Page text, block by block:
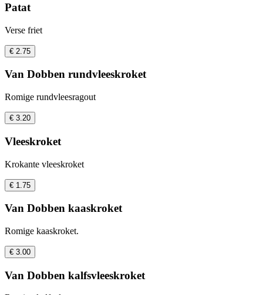
Patat
Verse friet
€ 2.75
Van Dobben rundvleeskroket
Romige rundvleesragout
€ 3.20
Vleeskroket
Krokante vleeskroket
€ 1.75
Van Dobben kaaskroket
Romige kaaskroket.
€ 3.00
Van Dobben kalfsvleeskroket